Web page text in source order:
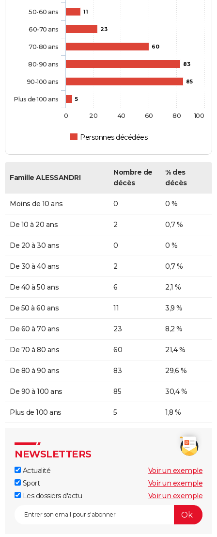
11
23
60
83
85
5
Personnes décédées
50-60 ans
60-70 ans
70-80 ans
80-90 ans
90-100 ans
Plus de 100 ans
0 20 40 60 80 100
Famille ALESSANDRI
Nombre de
décès
% des
décès
Moins de 10 ans 0 0 %
De 10 à 20 ans 2 0,7 %
De 20 à 30 ans 0 0 %
De 30 à 40 ans 2 0,7 %
De 40 à 50 ans 6 2,1 %
De 50 à 60 ans 11 3,9 %
De 60 à 70 ans 23 8,2 %
De 70 à 80 ans 60 21,4 %
De 80 à 90 ans 83 29,6 %
De 90 à 100 ans 85 30,4 %
Plus de 100 ans 5 1,8 %
NEWSLETTERS
Actualité
Voir un exemple
Sport
Voir un exemple
Les dossiers d'actu
Voir un exemple